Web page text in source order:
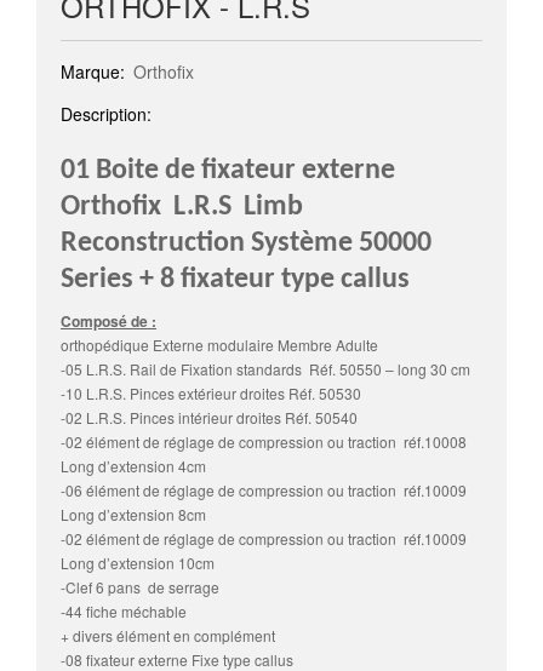
Marque: Orthofix
Description:
01 Boite de fixateur externe
Orthofix L.R.S Limb
Reconstruction Système 50000
Series + 8 fixateur type callus
Composé de :
orthopédique Externe modulaire Membre Adulte
-05 L.R.S. Rail de Fixation standards Réf. 50550 – long 30 cm
-10 L.R.S. Pinces extérieur droites Réf. 50530
-02 L.R.S. Pinces intérieur droites Réf. 50540
-02 élément de réglage de compression ou traction réf.10008
Long d’extension 4cm
-06 élément de réglage de compression ou traction réf.10009
Long d’extension 8cm
-02 élément de réglage de compression ou traction réf.10009
Long d’extension 10cm
-Clef 6 pans de serrage
-44 fiche méchable
+ divers élément en complément
-08 fixateur externe Fixe type callus